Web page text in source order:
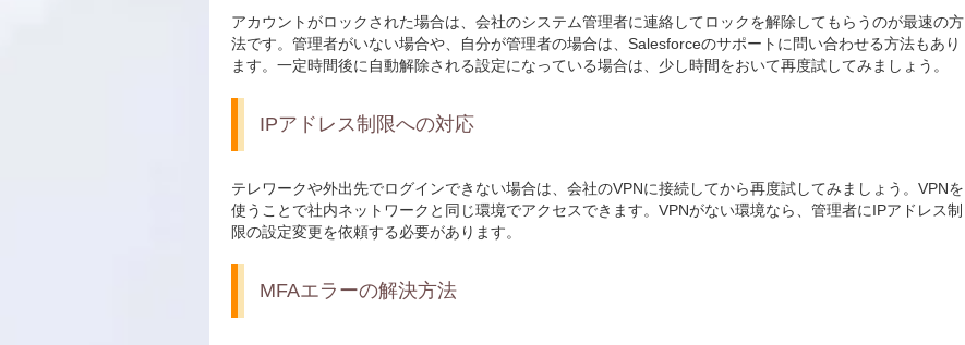
アカウントがロックされた場合は、会社のシステム管理者に連絡してロックを解除してもらうのが最速の方
法です。管理者がいない場合や、自分が管理者の場合は、Salesforceのサポートに問い合わせる方法もあり
ます。一定時間後に自動解除される設定になっている場合は、少し時間をおいて再度試してみましょう。
IPアドレス制限への対応
テレワークや外出先でログインできない場合は、会社のVPNに接続してから再度試してみましょう。VPNを
使うことで社内ネットワークと同じ環境でアクセスできます。VPNがない環境なら、管理者にIPアドレス制
限の設定変更を依頼する必要があります。
MFAエラーの解決方法